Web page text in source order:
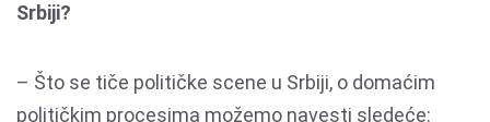
Srbiji?
– Što se tiče političke scene u Srbiji, o domaćim
političkim procesima možemo navesti sledeće: